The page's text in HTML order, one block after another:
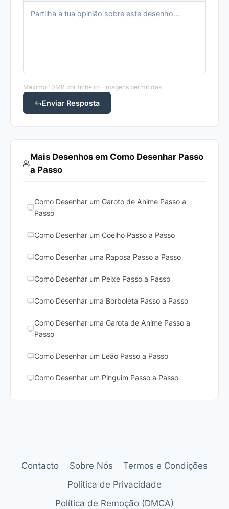
Máximo 10MB por ficheiro · Imagens permitidas
Enviar Resposta
Mais Desenhos em Como Desenhar Passo
a Passo
Como Desenhar um Garoto de Anime Passo a
Passo
Como Desenhar um Coelho Passo a Passo
Como Desenhar uma Raposa Passo a Passo
Como Desenhar um Peixe Passo a Passo
Como Desenhar uma Borboleta Passo a Passo
Como Desenhar uma Garota de Anime Passo a
Passo
Como Desenhar um Leão Passo a Passo
Como Desenhar um Pinguim Passo a Passo
Contacto Sobre Nós
Termos e Condições
Política de Privacidade
Política de Remoção (DMCA)